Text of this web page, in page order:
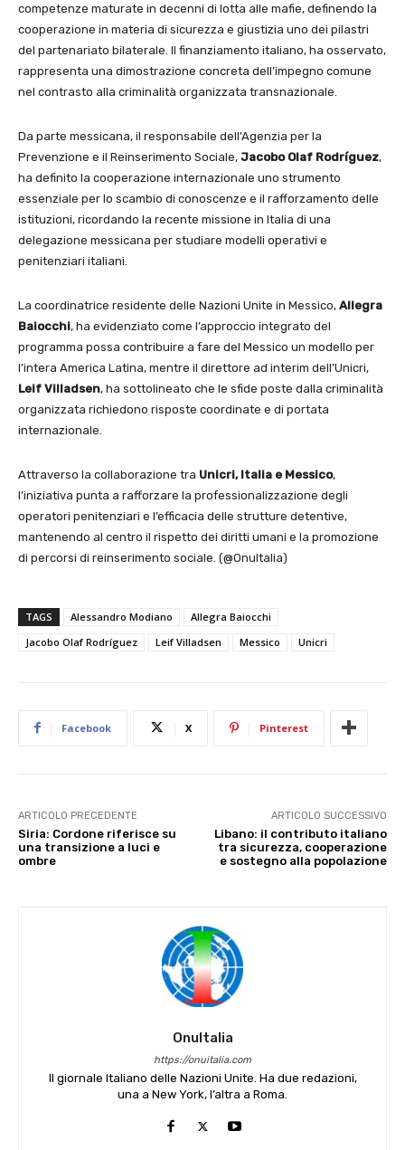
competenze maturate in decenni di lotta alle mafie, definendo la
cooperazione in materia di sicurezza e giustizia uno dei pilastri
del partenariato bilaterale. Il finanziamento italiano, ha osservato,
rappresenta una dimostrazione concreta dell’impegno comune
nel contrasto alla criminalità organizzata transnazionale.
Da parte messicana, il responsabile dell’Agenzia per la
Prevenzione e il Reinserimento Sociale, Jacobo Olaf Rodríguez,
ha definito la cooperazione internazionale uno strumento
essenziale per lo scambio di conoscenze e il rafforzamento delle
istituzioni, ricordando la recente missione in Italia di una
delegazione messicana per studiare modelli operativi e
penitenziari italiani.
La coordinatrice residente delle Nazioni Unite in Messico, Allegra
Baiocchi, ha evidenziato come l’approccio integrato del
programma possa contribuire a fare del Messico un modello per
l’intera America Latina, mentre il direttore ad interim dell’Unicri,
Leif Villadsen, ha sottolineato che le sfide poste dalla criminalità
organizzata richiedono risposte coordinate e di portata
internazionale.
Attraverso la collaborazione tra Unicri, Italia e Messico,
l’iniziativa punta a rafforzare la professionalizzazione degli
operatori penitenziari e l’efficacia delle strutture detentive,
mantenendo al centro il rispetto dei diritti umani e la promozione
di percorsi di reinserimento sociale. (@OnuItalia)
TAGS Alessandro Modiano
Allegra Baiocchi
Jacobo Olaf Rodríguez
Leif Villadsen Messico Unicri
Facebook X Pinterest
ARTICOLO PRECEDENTE
Siria: Cordone riferisce su
una transizione a luci e
ombre
ARTICOLO SUCCESSIVO
Libano: il contributo italiano
tra sicurezza, cooperazione
e sostegno alla popolazione
OnuItalia
https://onuitalia.com
Il giornale Italiano delle Nazioni Unite. Ha due redazioni,
una a New York, l’altra a Roma.